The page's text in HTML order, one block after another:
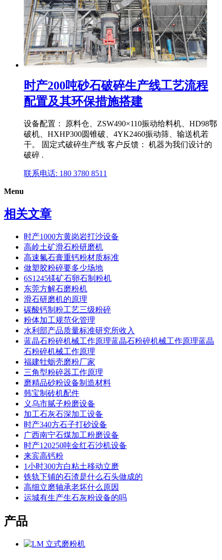
时产200吨砂石破碎生产线工艺流程
配置及其环保措施搭建
设备配置： 原料仓、ZSW490×110振动给料机、HD98鄂
破机、HXHP300圆锥破、4YK2460振动筛、输送机若
干。 固定式破碎生产线 客户反馈： 机器为我们设计的
破碎 .
联系电话: 180 3780 8511
Menu
相关文章
时产1000方黄岗岩打沙设备
高岭土矿滑石粉研磨机
高速氟石膏重钙粉材质标准
做塑胶粉碎要多少场地
6S1245镁矿石卵石制粉机
东莞方解石磨粉机
滑石研磨机的原理
碳酸钙制粉工艺三级粉碎
粉体加工规范化管理
水利部产品质量标准研究所收入
蓝晶石粉碎机械工作原理蓝晶石粉碎机械工作原理蓝晶
石粉碎机械工作原理
福建牡蛎壳磨粉厂家
三角型粉碎器工作原理
磨精品砂粉设备制造材料
韩宝制砖机配件
义乌市腻子粉磨设备
加工石灰石深加工设备
时产340方石子打砂设备
广西南宁石煤加工粉磨设备
时产120250吨金红石沙机设备
来宾高钙粉
1小时300方白粘土移动立磨
铁轨下铺的石渣是什么石头做成的
高细立磨轴承老坏什么原因
运城有生产生石灰粉设备的吗
产品